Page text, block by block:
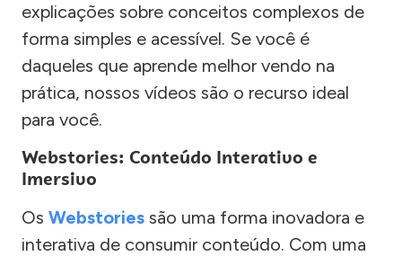
explicações sobre conceitos complexos de
forma simples e acessível. Se você é
daqueles que aprende melhor vendo na
prática, nossos vídeos são o recurso ideal
para você.
Webstories: Conteúdo Interativo e
Imersivo
Os Webstories são uma forma inovadora e
interativa de consumir conteúdo. Com uma